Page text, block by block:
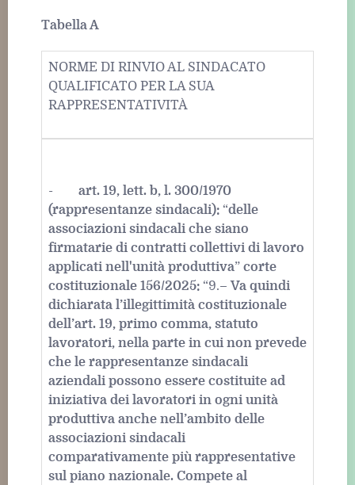
Tabella A
NORME DI RINVIO AL SINDACATO
QUALIFICATO PER LA SUA
RAPPRESENTATIVITÀ
- art. 19, lett. b, l. 300/1970
(rappresentanze sindacali): “delle
associazioni sindacali che siano
firmatarie di contratti collettivi di lavoro
applicati nell'unità produttiva” corte
costituzionale 156/2025: “9.–Va quindi
dichiarata l’illegittimità costituzionale
dell’art. 19, primo comma, statuto
lavoratori, nella parte in cui non prevede
che le rappresentanze sindacali
aziendali possono essere costituite ad
iniziativa dei lavoratori in ogni unità
produttiva anche nell’ambito delle
associazioni sindacali
comparativamente più rappresentative
sul piano nazionale. Compete al